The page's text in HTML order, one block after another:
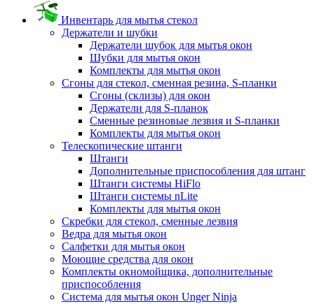
Инвентарь для мытья стекол
Держатели и шубки
Держатели шубок для мытья окон
Шубки для мытья окон
Комплекты для мытья окон
Сгоны для стекол, сменная резина, S-планки
Сгоны (склизы) для окон
Держатели для S-планок
Сменные резиновые лезвия и S-планки
Комплекты для мытья окон
Телескопические штанги
Штанги
Дополнительные приспособления для штанг
Штанги системы HiFlo
Штанги системы nLite
Комплекты для мытья окон
Скребки для стекол, сменные лезвия
Ведра для мытья окон
Салфетки для мытья окон
Моющие средства для окон
Комплекты окномойщика, дополнительные
приспособления
Система для мытья окон Unger Ninja